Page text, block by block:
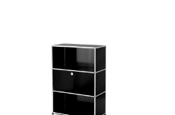
Einzelteile
... alle Aufbewahrungsmöbel